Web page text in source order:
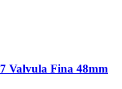
Valvula Fina 48mm